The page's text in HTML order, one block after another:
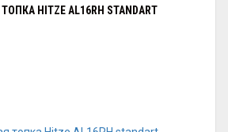
HITZE AL16RH STANDART